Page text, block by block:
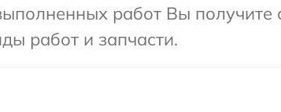
работ Вы
работ и запчасти.